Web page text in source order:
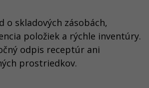
o skladových zásobách,
položiek a rýchle inventúry.
odpis receptúr ani
prostriedkov.